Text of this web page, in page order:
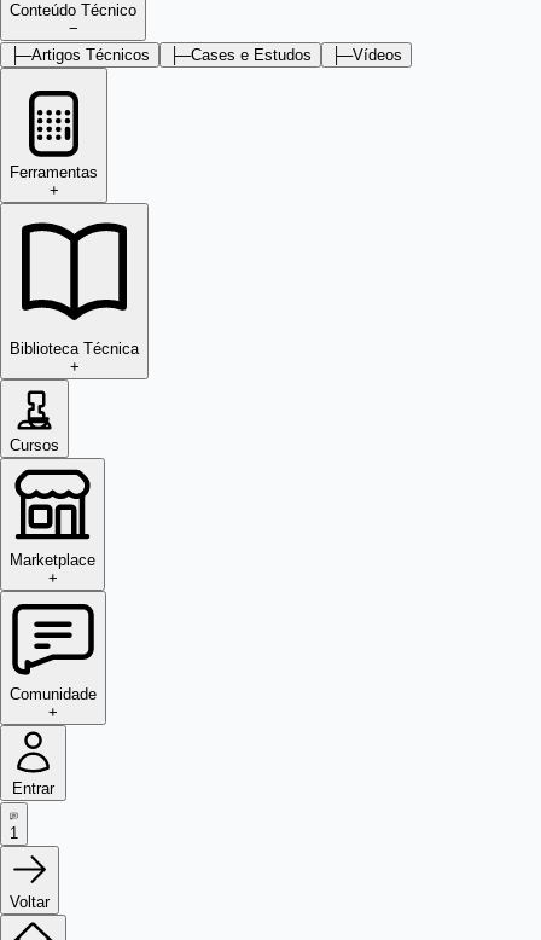
Conteúdo Técnico
−
├─Artigos Técnicos ├─Cases e Estudos ├─Vídeos
Ferramentas
+
Biblioteca Técnica
+
Cursos
Marketplace
+
Comunidade
+
Entrar
1
Voltar